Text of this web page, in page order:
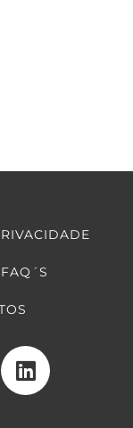
FAQ´S